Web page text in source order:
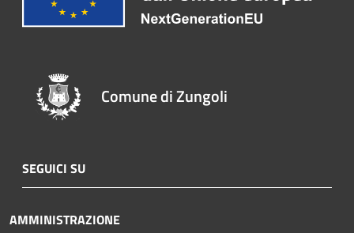
Comune di Zungoli
SEGUICI SU
AMMINISTRAZIONE